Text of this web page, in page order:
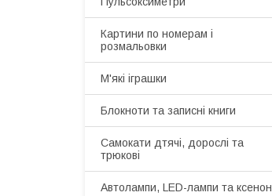
Картини по номерам і
розмальовки
М'які іграшки
Блокноти та записні книги
Самокати дтячі, дорослі та
трюкові
Автолампи, LED-лампи та ксенон